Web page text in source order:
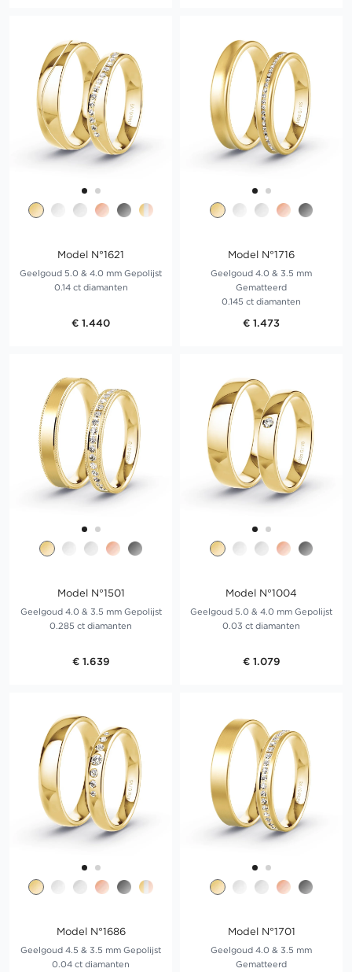
Model N°1621
Geelgoud 5.0 & 4.0 mm Gepolijst
0.14 ct diamanten
€ 1.440
Model N°1716
Geelgoud 4.0 & 3.5 mm
Gematteerd
0.145 ct diamanten
€ 1.473
Model N°1501
Geelgoud 4.0 & 3.5 mm Gepolijst
0.285 ct diamanten
€ 1.639
Model N°1004
Geelgoud 5.0 & 4.0 mm Gepolijst
0.03 ct diamanten
€ 1.079
Model N°1686
Geelgoud 4.5 & 3.5 mm Gepolijst
0.04 ct diamanten
Model N°1701
Geelgoud 4.0 & 3.5 mm
Gematteerd